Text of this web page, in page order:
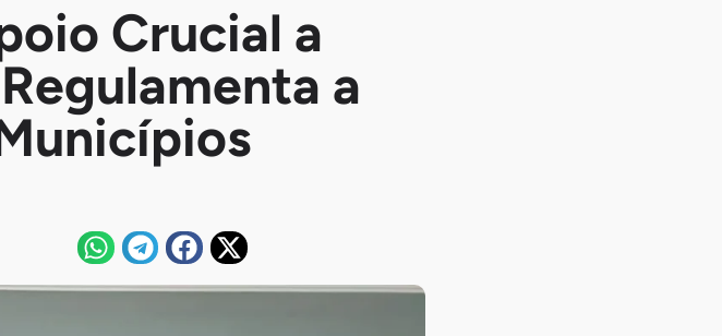
Crucial a
a